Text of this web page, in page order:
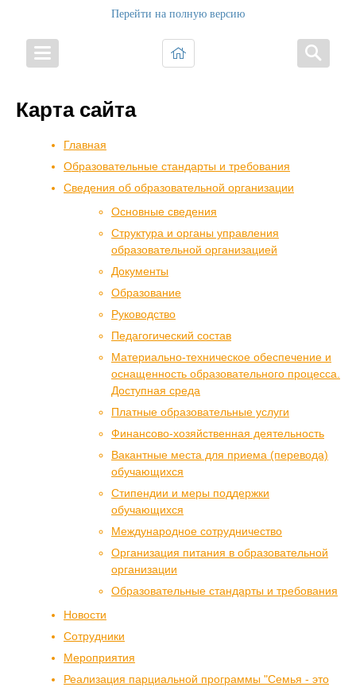
Перейти на полную версию
Карта сайта
Главная
Образовательные стандарты и требования
Сведения об образовательной организации
Основные сведения
Структура и органы управления
образовательной организацией
Документы
Образование
Руководство
Педагогический состав
Материально-техническое обеспечение и
оснащенность образовательного процесса.
Доступная среда
Платные образовательные услуги
Финансово-хозяйственная деятельность
Вакантные места для приема (перевода)
обучающихся
Стипендии и меры поддержки
обучающихся
Международное сотрудничество
Организация питания в образовательной
организации
Образовательные стандарты и требования
Новости
Сотрудники
Мероприятия
Реализация парциальной программы "Семья - это